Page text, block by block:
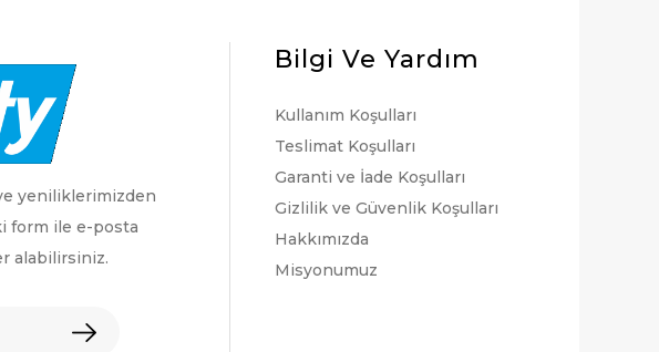
yeniliklerimizden
form ile e-posta
alabilirsiniz.
Bilgi Ve Yardım
Kullanım Koşulları
Teslimat Koşulları
Garanti ve İade Koşulları
Gizlilik ve Güvenlik Koşulları
Hakkımızda
Misyonumuz